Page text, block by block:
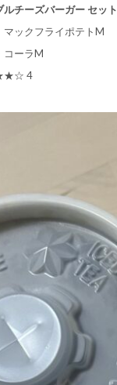
チーズバーガー セット
マックフライポテトM
コーラM
4